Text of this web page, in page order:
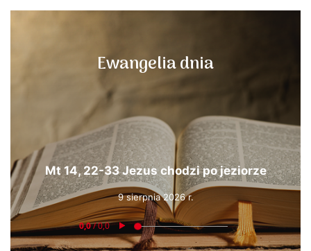
Ewangelia dnia
Mt 14, 22-33 Jezus chodzi po jeziorze
9 sierpnia 2026 r.